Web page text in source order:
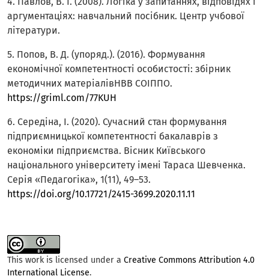
аргументаціях: навчальний посібник. Центр учбової
літератури.
5. Попов, В. Д. (упоряд.). (2016). Формування
економічної компетентності особистості: збірник
методичних матеріалівНВВ СОІППО.
https://griml.com/77KUH
6. Середіна, І. (2020). Сучасний стан формування
підприємницької компетентності бакалаврів з
економіки підприємства. Вісник Київського
національного університету імені Тараса Шевченка.
Серія «Педагогіка», 1(11), 49–53.
https://doi.org/10.17721/2415-3699.2020.11.11
This work is licensed under a Creative Commons Attribution 4.0
International License.